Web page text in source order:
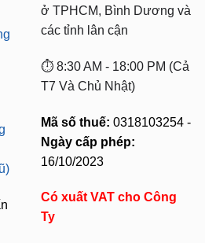
ở TPHCM, Bình Dương và
các tỉnh lân cận
⏱️ 8:30 AM - 18:00 PM (Cả
T7 Và Chủ Nhật)
Mã số thuế: 0318103254 -
Ngày cấp phép:
16/10/2023
Có xuất VAT cho Công
Ty